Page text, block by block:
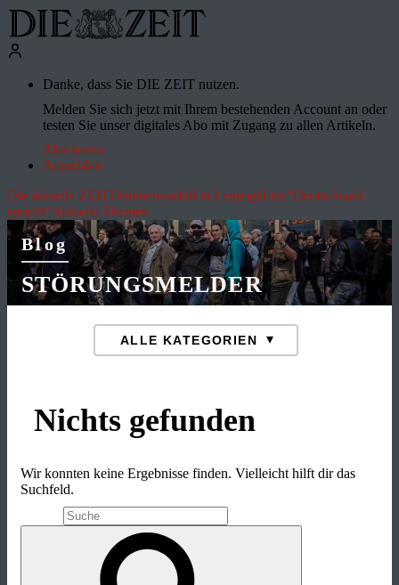
Danke, dass Sie DIE ZEIT nutzen.
Melden Sie sich jetzt mit Ihrem bestehenden Account an oder
testen Sie unser digitales Abo mit Zugang zu allen Artikeln.
Abo testen
Anmelden
Die aktuelle ZEITDrohnenvorfall in LeipzigHitze"Deutschland
spricht"Aktuelle Themen
Blog
STÖRUNGSMELDER
Nichts gefunden
Wir konnten keine Ergebnisse finden. Vielleicht hilft dir das
Suchfeld.